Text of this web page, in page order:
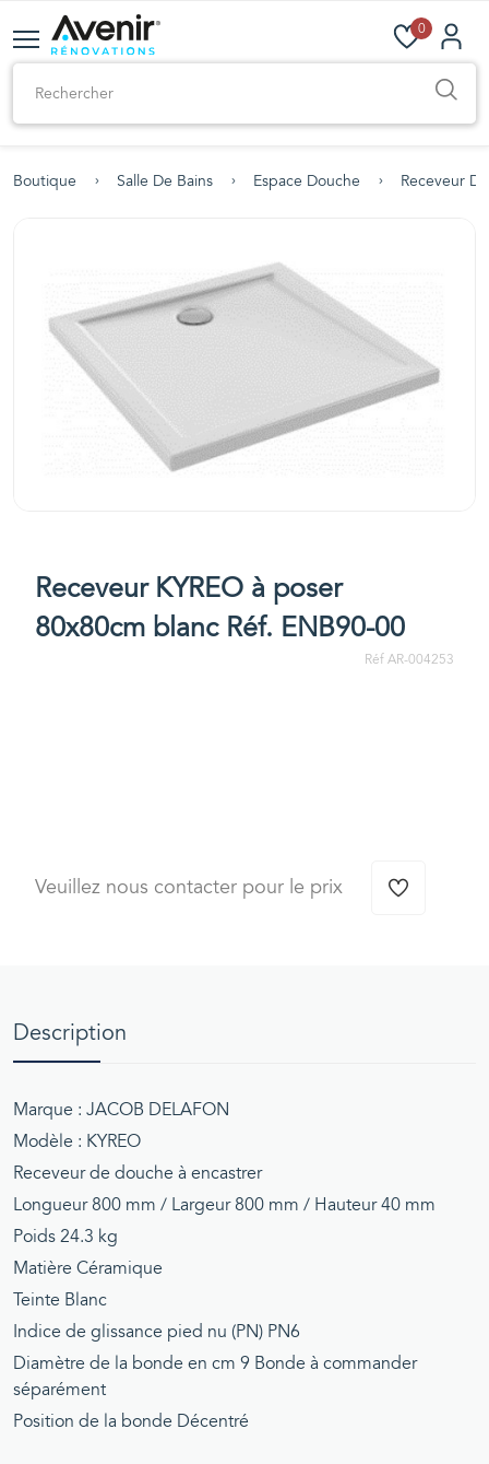
0
Boutique Salle De Bains Espace Douche Receveur
Receveur KYREO à poser
80x80cm blanc Réf. ENB90-00
Réf AR-004253
Veuillez nous contacter pour le prix
Description
Marque : JACOB DELAFON
Modèle : KYREO
Receveur de douche à encastrer
Longueur 800 mm / Largeur 800 mm / Hauteur 40 mm
Poids 24.3 kg
Matière Céramique
Teinte Blanc
Indice de glissance pied nu (PN) PN6
Diamètre de la bonde en cm 9 Bonde à commander
séparément
Position de la bonde Décentré